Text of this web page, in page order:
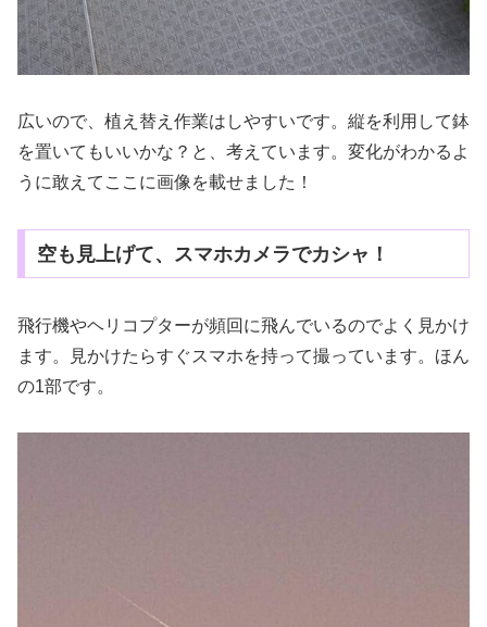
広いので、植え替え作業はしやすいです。縦を利用して鉢
を置いてもいいかな？と、考えています。変化がわかるよ
うに敢えてここに画像を載せました！
空も見上げて、スマホカメラでカシャ！
飛行機やヘリコプターが頻回に飛んでいるのでよく見かけ
ます。見かけたらすぐスマホを持って撮っています。ほん
の1部です。